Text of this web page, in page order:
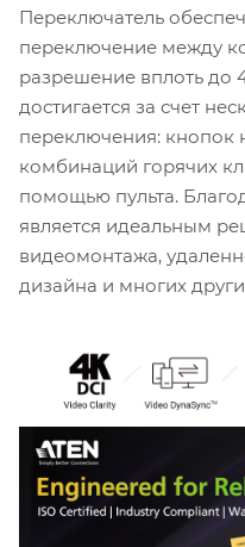
Переключатель
переключение между
разрешение вплоть до
достигается за счет
переключения: кнопок
комбинаций горячих
помощью пульта.
является идеальным
видеомонтажа,
дизайна и многих